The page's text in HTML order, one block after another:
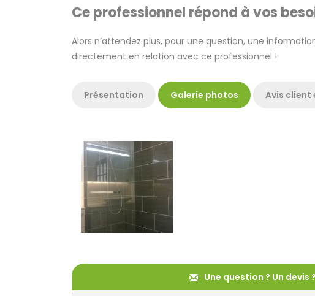
Ce professionnel répond à vos
Alors n’attendez plus, pour une question, une
directement en relation avec ce professionnel !
Présentation Galerie photos Avis
Une question ? Un devis